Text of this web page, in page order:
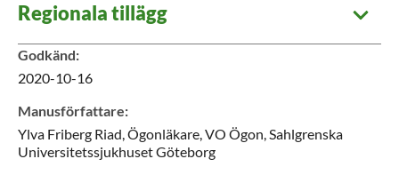
Regionala tillägg
Godkänd:
2020-10-16
Manusförfattare:
Ylva Friberg Riad,Ögonläkare,VO Ögon,Sahlgrenska
Universitetssjukhuset Göteborg